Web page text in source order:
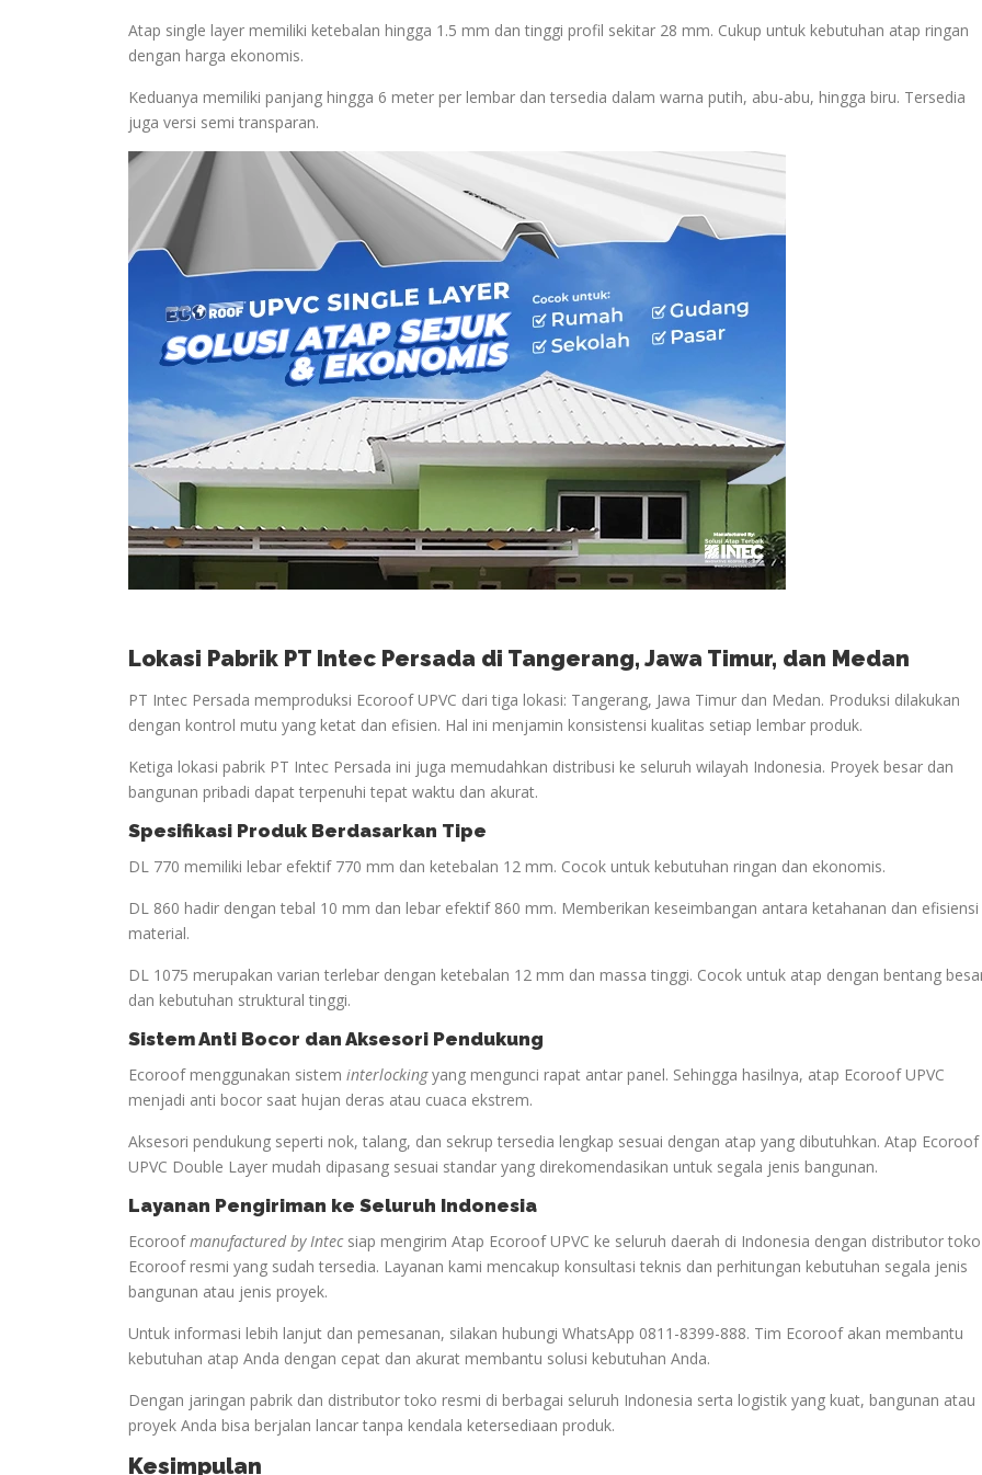
Atap single layer memiliki ketebalan hingga 1.5 mm dan tinggi profil sekitar 28 mm. Cukup untuk kebutuhan atap ringan
dengan harga ekonomis.
Keduanya memiliki panjang hingga 6 meter per lembar dan tersedia dalam warna putih, abu-abu, hingga biru. Tersedia
juga versi semi transparan.
Lokasi Pabrik PT Intec Persada di Tangerang, Jawa Timur, dan Medan
PT Intec Persada memproduksi Ecoroof UPVC dari tiga lokasi: Tangerang, Jawa Timur dan Medan. Produksi dilakukan
dengan kontrol mutu yang ketat dan efisien. Hal ini menjamin konsistensi kualitas setiap lembar produk.
Ketiga lokasi pabrik PT Intec Persada ini juga memudahkan distribusi ke seluruh wilayah Indonesia. Proyek besar dan
bangunan pribadi dapat terpenuhi tepat waktu dan akurat.
Spesifikasi Produk Berdasarkan Tipe
DL 770 memiliki lebar efektif 770 mm dan ketebalan 12 mm. Cocok untuk kebutuhan ringan dan ekonomis.
DL 860 hadir dengan tebal 10 mm dan lebar efektif 860 mm. Memberikan keseimbangan antara ketahanan dan efisiensi
material.
DL 1075 merupakan varian terlebar dengan ketebalan 12 mm dan massa tinggi. Cocok untuk atap dengan bentang
dan kebutuhan struktural tinggi.
Sistem Anti Bocor dan Aksesori Pendukung
Ecoroof menggunakan sistem interlockingyang mengunci rapat antar panel. Sehingga hasilnya, atap Ecoroof UPVC
menjadi anti bocor saat hujan deras atau cuaca ekstrem.
Aksesori pendukung seperti nok, talang, dan sekrup tersedia lengkap sesuai dengan atap yang dibutuhkan. Atap Ecoroof
UPVC Double Layer mudah dipasang sesuai standar yang direkomendasikan untuk segala jenis bangunan.
Layanan Pengiriman ke Seluruh Indonesia
Ecoroofmanufactured by Intecsiap mengirim Atap Ecoroof UPVC ke seluruh daerah di Indonesia dengan distributor toko
Ecoroof resmi yang sudah tersedia. Layanan kami mencakup konsultasi teknis dan perhitungan kebutuhan segala jenis
bangunan atau jenis proyek.
Untuk informasi lebih lanjut dan pemesanan, silakan hubungi WhatsApp 0811-8399-888. Tim Ecoroof akan membantu
kebutuhan atap Anda dengan cepat dan akurat membantu solusi kebutuhan Anda.
Dengan jaringan pabrik dan distributor toko resmi di berbagai seluruh Indonesia serta logistik yang kuat, bangunan atau
proyek Anda bisa berjalan lancar tanpa kendala ketersediaan produk.
Kesimpulan